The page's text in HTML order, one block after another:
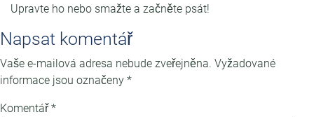
Upravte ho nebo smažte a začněte psát!
Napsat komentář
Vaše e-mailová adresa nebude zveřejněna. Vyžadované
informace jsou označeny *
Komentář *